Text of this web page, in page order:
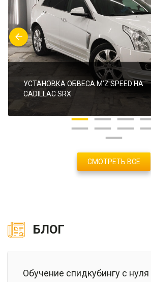
УСТАНОВКА ОБВЕСА M’Z SPEED НА
CADILLAC SRX
СМОТРЕТЬ ВСЕ
БЛОГ
Обучение спидкубингу с нуля